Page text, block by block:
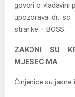
govori o vladavini
upozorava dr. sc.
stranke – BOSS.
ZAKONI SU
MJESECIMA
Činjenice su jasne